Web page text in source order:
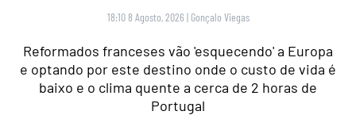
18:10 8 Agosto, 2026 | Gonçalo Viegas
Reformados franceses vão 'esquecendo' a Europa
e optando por este destino onde o custo de vida é
baixo e o clima quente a cerca de 2 horas de
Portugal